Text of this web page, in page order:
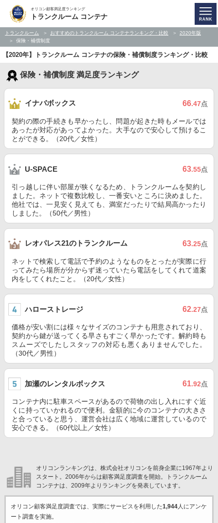
オリコン顧客満足度ランキング
トランクルーム コンテナ
トランクルーム おすすめのトランクルーム コンテナランキング・比較
2020年版
保険・補償制度
【2020年】トランクルーム コンテナの保険・補償制度ランキング・比較
保険・補償制度 満足度ランキング
イナバボックス 66.47点
契約の際の手続きも早かったし、問題が起きた時もメールでは
あったが対応があってよかった。大手なので安心して預けるこ
とができる。（20代／女性）
U-SPACE 63.55点
引っ越しに伴い部屋が狭くなるため、トランクルームを契約し
ました。ネットで複数比較し、一番安いところに決めました。
他社では、一見安く見えても、満室だったりで結局高かったり
しました。（50代／男性）
レオパレス21のトランクルーム 63.25点
ネットで検索して電話で予約のようなものをとったが実際に行
ってみたら場所が分からず迷っていたら電話をしてくれて道案
内をしてくれたこと。（20代／女性）
ハローストレージ 62.27点
価格が安い割には様々なサイズのコンテナも用意されており、
契約から鍵が送ってくる早さもすごく早かったです。解約時も
スムーズでしたしスタッフの対応も悪くありませんでした。
（30代／男性）
加瀬のレンタルボックス 61.92点
コンテナ内に駐車スペースがあるので荷物の出し入れにすぐ近
くに持っていかれるので便利。金額的に今のコンテナの大きさ
と合っていると思う、運営会社は広く地域に運営しているので
安心できる。（60代以上／女性）
オリコンランキングは、株式会社オリコンを前身企業に1967年より
スタート。2006年からは顧客満足度調査を開始。トランクルーム
コンテナは、2009年よりランキングを発表しています。
オリコン顧客満足度調査では、実際にサービスを利用した1,944人にアンケ
ート調査を実施。